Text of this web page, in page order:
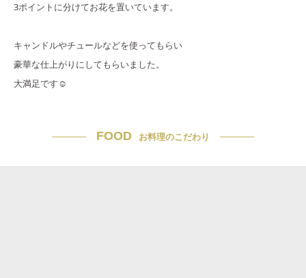
3ポイントに分けてお花を置いています。
キャンドルやチュールなどを使ってもらい
豪華な仕上がりにしてもらいました。
大満足です☺️
FOOD お料理のこだわり